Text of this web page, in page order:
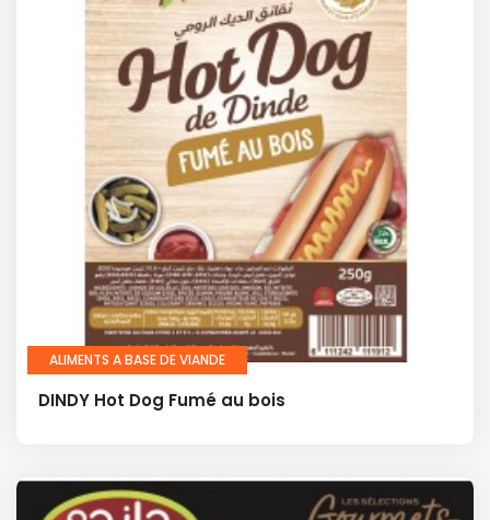
ALIMENTS A BASE DE VIANDE
DINDY Hot Dog Fumé au bois